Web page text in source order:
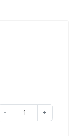
- +